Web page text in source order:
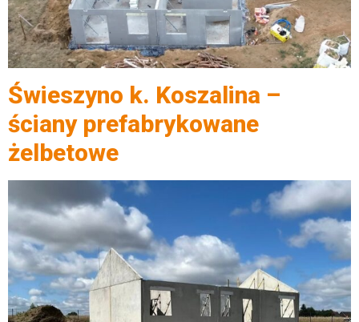
Świeszyno k. Koszalina –
ściany prefabrykowane
żelbetowe